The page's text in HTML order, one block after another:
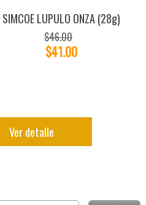
SIMCOE LUPULO ONZA (28g)
$46.00
$41.00
Ver detalle